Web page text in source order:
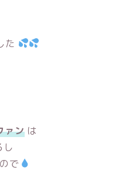
た
ァンは
し
で